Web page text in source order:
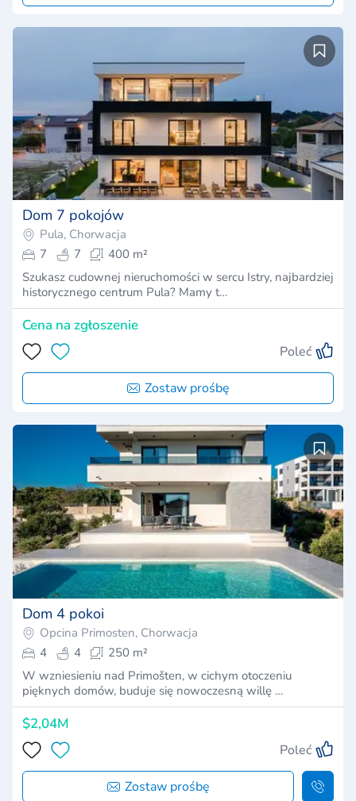
Dom 7 pokojów
Pula, Chorwacja
7
7
400 m²
Szukasz cudownej nieruchomości w sercu Istry, najbardziej
historycznego centrum Pula? Mamy t…
Cena na zgłoszenie
Poleć
Zostaw prośbę
Dom 4 pokoi
Opcina Primosten, Chorwacja
4
4
250 m²
W wzniesieniu nad Primošten, w cichym otoczeniu
pięknych domów, buduje się nowoczesną willę …
$2,04M
Poleć
Zostaw prośbę